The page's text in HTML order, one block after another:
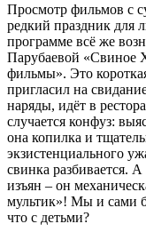
Просмотр фильмов с
редкий праздник для
программе всё же
Парубаевой «Свиное
фильмы». Это
пригласил на
наряды, идёт в
случается конфуз:
она копилка и
экзистенциального
свинка разбивается.
изъян – он
мультик»! Мы и сами
что с детьми?